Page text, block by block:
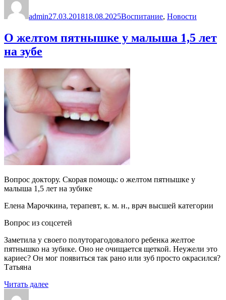
детский
или
нет»
admin27.03.201818.08.2025Воспитание, Новости
О желтом пятнышке у малыша 1,5 лет
на зубе
Вопрос доктору. Скорая помощь: о желтом пятнышке у
малыша 1,5 лет на зубике
Елена Марочкина, терапевт, к. м. н., врач высшей категории
Вопрос из соцсетей
Заметила у своего полуторагодовалого ребенка желтое
пятнышко на зубике. Оно не очищается щеткой. Неужели это
кариес? Он мог появиться так рано или зуб просто окрасился?
Татьяна
Читать далее«О